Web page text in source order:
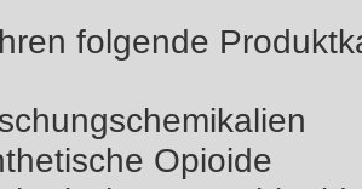
folgende
Opioide